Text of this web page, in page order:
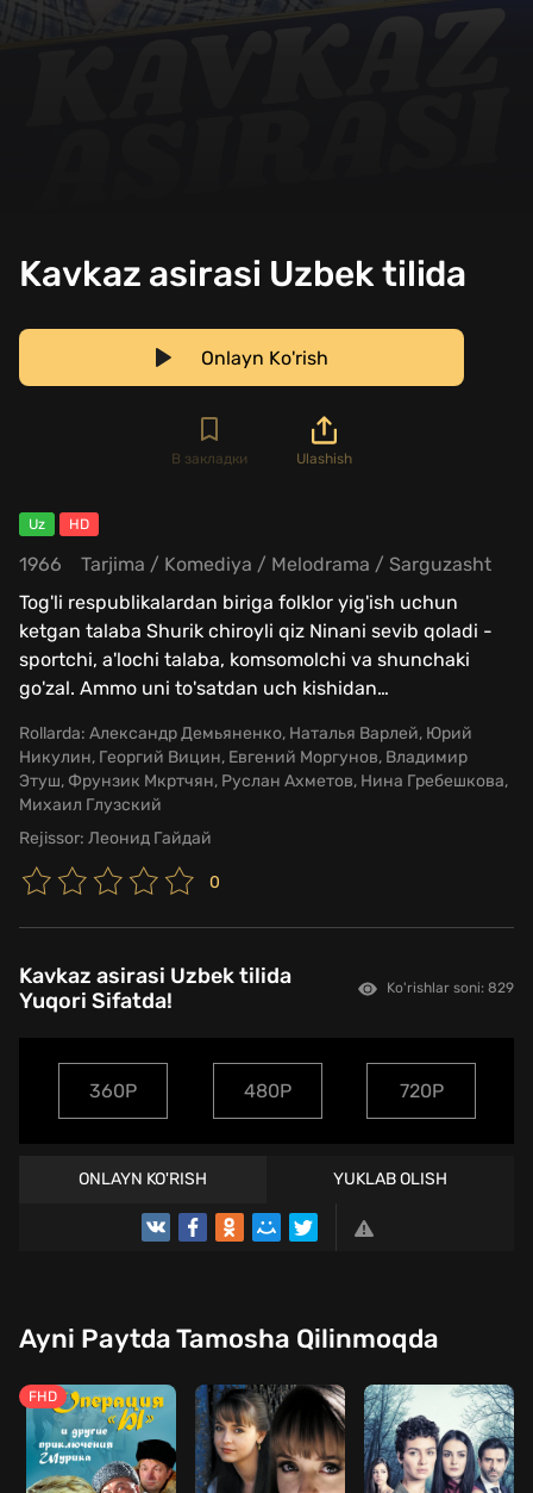
Kavkaz asirasi Uzbek tilida
Onlayn Ko'rish
В закладки Ulashish
Uz HD
1966 Tarjima / Komediya / Melodrama / Sarguzasht
Tog'li respublikalardan biriga folklor yig'ish uchun
ketgan talaba Shurik chiroyli qiz Ninani sevib qoladi -
sportchi, a'lochi talaba, komsomolchi va shunchaki
go'zal. Ammo uni to'satdan uch kishidan…
Rollarda: Александр Демьяненко, Наталья Варлей, Юрий
Никулин, Георгий Вицин, Евгений Моргунов, Владимир
Этуш, Фрунзик Мкртчян, Руслан Ахметов, Нина Гребешкова,
Михаил Глузский
Rejissor: Леонид Гайдай
0
Kavkaz asirasi Uzbek tilida
Yuqori Sifatda!
Ko'rishlar soni: 829
360P 480P 720P
ONLAYN KO'RISH YUKLAB OLISH
TREYLER
Ayni Paytda Tamosha Qilinmoqda
FHD